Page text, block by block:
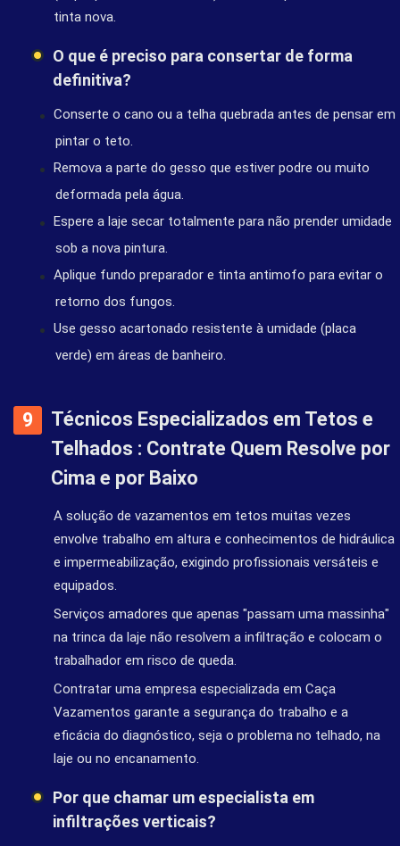
tinta nova.
O que é preciso para consertar de forma
definitiva?
Conserte o cano ou a telha quebrada antes de pensar em
pintar o teto.
Remova a parte do gesso que estiver podre ou muito
deformada pela água.
Espere a laje secar totalmente para não prender umidade
sob a nova pintura.
Aplique fundo preparador e tinta antimofo para evitar o
retorno dos fungos.
Use gesso acartonado resistente à umidade (placa
verde) em áreas de banheiro.
Técnicos Especializados em Tetos e
Telhados : Contrate Quem Resolve por
Cima e por Baixo
A solução de vazamentos em tetos muitas vezes
envolve trabalho em altura e conhecimentos de hidráulica
e impermeabilização, exigindo profissionais versáteis e
equipados.
Serviços amadores que apenas "passam uma massinha"
na trinca da laje não resolvem a infiltração e colocam o
trabalhador em risco de queda.
Contratar uma empresa especializada em Caça
Vazamentos garante a segurança do trabalho e a
eficácia do diagnóstico, seja o problema no telhado, na
laje ou no encanamento.
Por que chamar um especialista em
infiltrações verticais?